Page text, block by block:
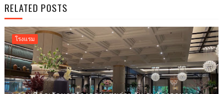
RELATED POSTS
โรงแรม